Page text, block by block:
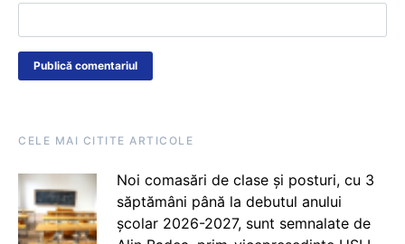
CELE MAI CITITE ARTICOLE
Noi comasări de clase și posturi, cu 3
săptămâni până la debutul anului
școlar 2026-2027, sunt semnalate de